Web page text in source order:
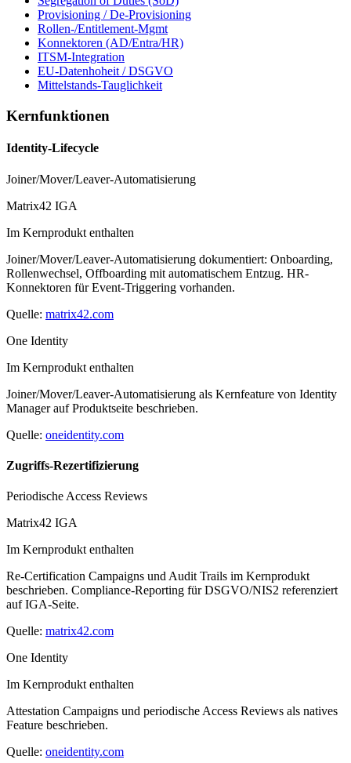
Provisioning / De-Provisioning
Rollen-/Entitlement-Mgmt
Konnektoren (AD/Entra/HR)
ITSM-Integration
EU-Datenhoheit / DSGVO
Mittelstands-Tauglichkeit
Kernfunktionen
Identity-Lifecycle
Joiner/Mover/Leaver-Automatisierung
Matrix42 IGA
Im Kernprodukt enthalten
Joiner/Mover/Leaver-Automatisierung dokumentiert: Onboarding,
Rollenwechsel, Offboarding mit automatischem Entzug. HR-
Konnektoren für Event-Triggering vorhanden.
Quelle: matrix42.com
One Identity
Im Kernprodukt enthalten
Joiner/Mover/Leaver-Automatisierung als Kernfeature von Identity
Manager auf Produktseite beschrieben.
Quelle: oneidentity.com
Zugriffs-Rezertifizierung
Periodische Access Reviews
Matrix42 IGA
Im Kernprodukt enthalten
Re-Certification Campaigns und Audit Trails im Kernprodukt
beschrieben. Compliance-Reporting für DSGVO/NIS2 referenziert
auf IGA-Seite.
Quelle: matrix42.com
One Identity
Im Kernprodukt enthalten
Attestation Campaigns und periodische Access Reviews als natives
Feature beschrieben.
Quelle: oneidentity.com